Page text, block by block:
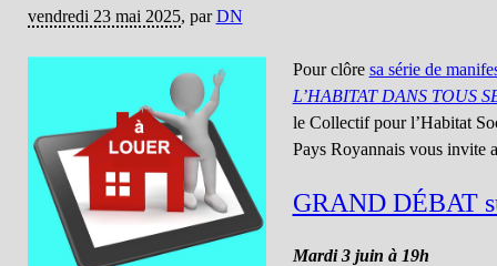
vendredi 23 mai 2025, parDN
Pour clôre sa série de
L’HABITAT DANS TOUS
le Collectif pour l’Habitat
Pays Royannais vous invite
GRAND DÉBAT
Mardi 3 juin à 19h